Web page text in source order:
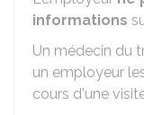
informations
Un médecin du
un employeur
cours d'une